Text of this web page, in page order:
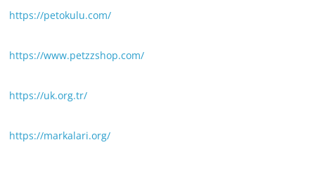
https://petokulu.com/
https://www.petzzshop.com/
https://uk.org.tr/
https://markalari.org/